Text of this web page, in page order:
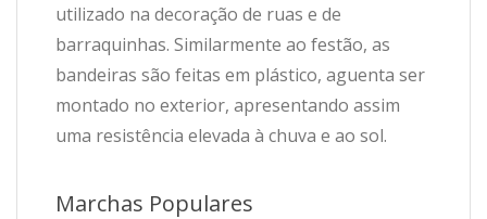
utilizado na decoração de ruas e de
barraquinhas. Similarmente ao festão, as
bandeiras são feitas em plástico, aguenta ser
montado no exterior, apresentando assim
uma resistência elevada à chuva e ao sol.
Marchas Populares